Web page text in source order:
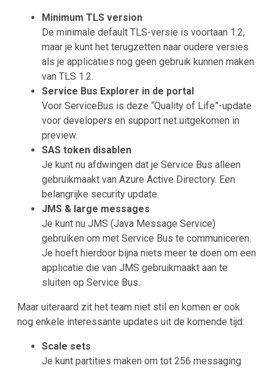
Minimum TLS version
De minimale default TLS-versie is voortaan 1.2,
maar je kunt het terugzetten naar oudere versies
als je applicaties nog geen gebruik kunnen maken
van TLS 1.2.
Service Bus Explorer in de portal
Voor ServiceBus is deze “Quality of Life”-update
voor developers en support net uitgekomen in
preview.
SAS token disablen
Je kunt nu afdwingen dat je Service Bus alleen
gebruikmaakt van Azure Active Directory. Een
belangrijke security update.
JMS & large messages
Je kunt nu JMS (Java Message Service)
gebruiken om met Service Bus te communiceren.
Je hoeft hierdoor bijna niets meer te doen om een
applicatie die van JMS gebruikmaakt aan te
sluiten op Service Bus.
Maar uiteraard zit het team niet stil en komen er ook
nog enkele interessante updates uit de komende tijd:
Scale sets
Je kunt partities maken om tot 256 messaging